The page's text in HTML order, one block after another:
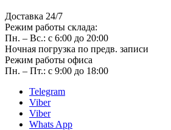
Доставка 24/7
Режим работы склада:
Пн. – Вс.: с 6:00 до 20:00
Ночная погрузка по предв. записи
Режим работы офиса
Пн. – Пт.: с 9:00 до 18:00
Telegram
Viber
Viber
Whats App